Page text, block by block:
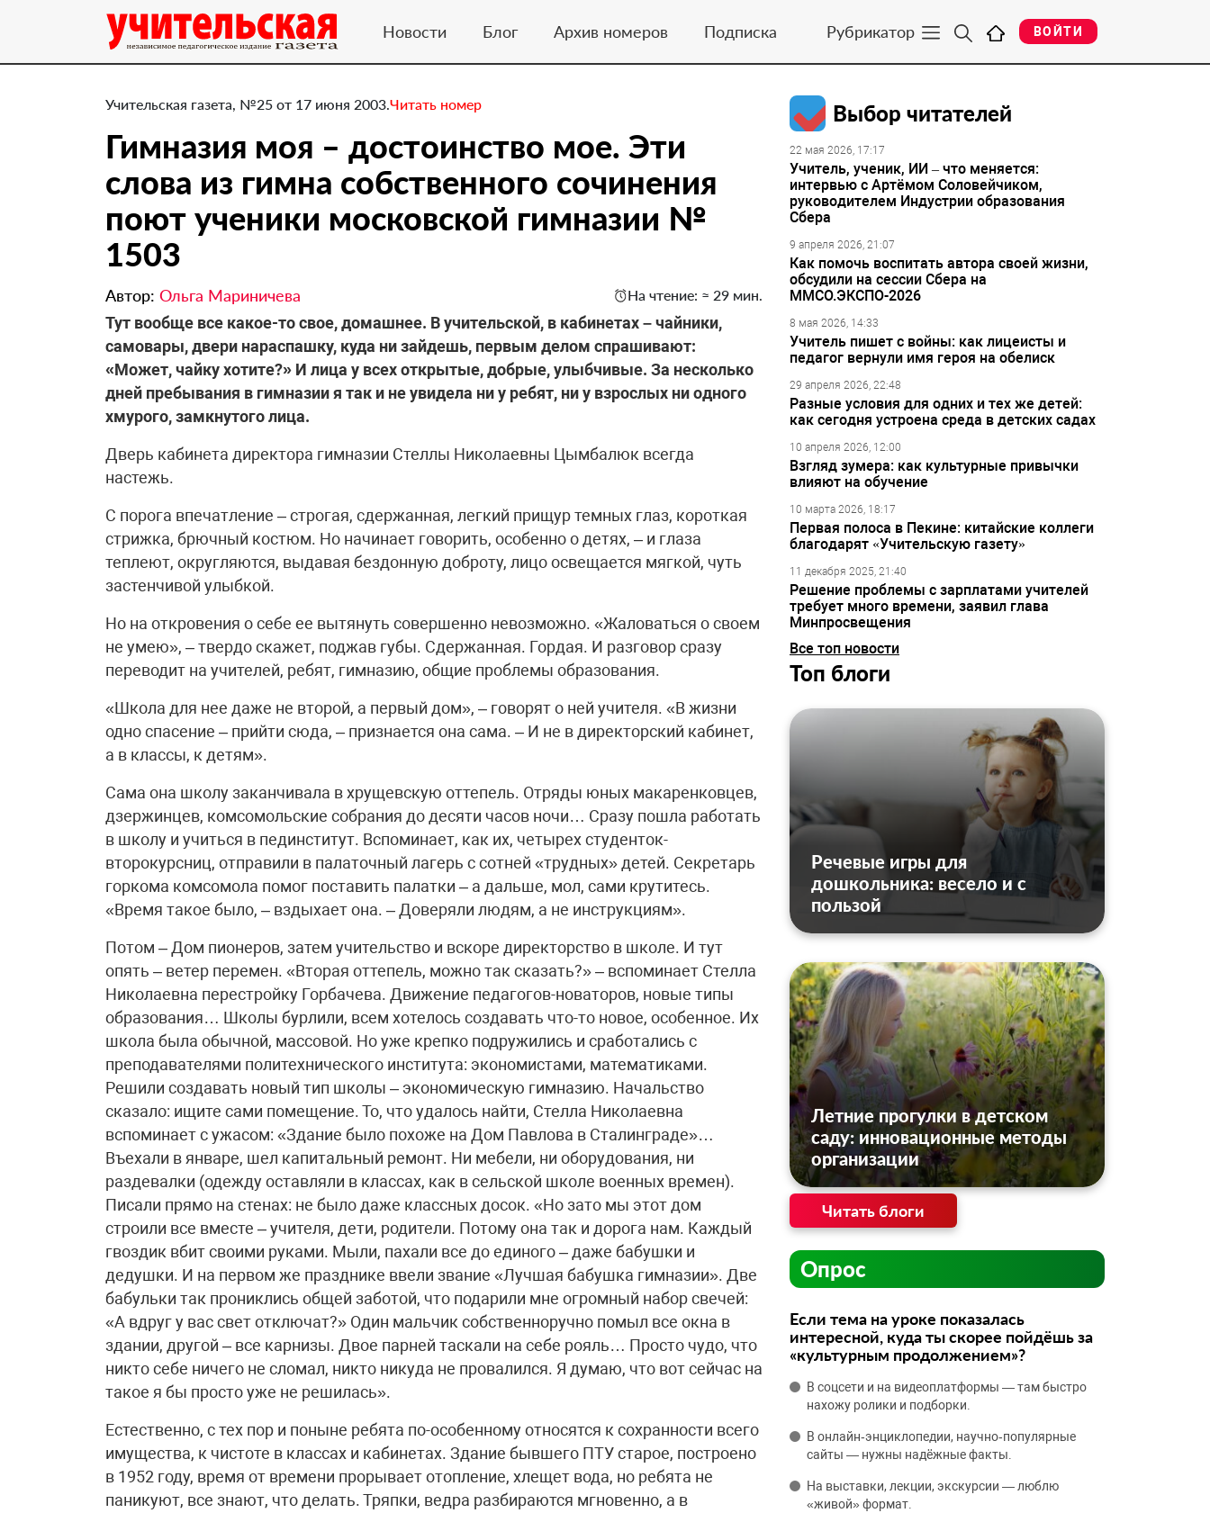
Новости Блог Архив номеров Подписка Рубрикатор ВОЙТИ
Учительская газета, №25 от 17 июня 2003.Читать номер
Гимназия моя – достоинство мое. Эти
слова из гимна собственного сочинения
поют ученики московской гимназии №
1503
Автор: Ольга Мариничева На чтение: ≈ 29 мин.
Тут вообще все какое-то свое, домашнее. В учительской, в кабинетах – чайники,
самовары, двери нараспашку, куда ни зайдешь, первым делом спрашивают:
«Может, чайку хотите?» И лица у всех открытые, добрые, улыбчивые. За несколько
дней пребывания в гимназии я так и не увидела ни у ребят, ни у взрослых ни одного
хмурого, замкнутого лица.
Дверь кабинета директора гимназии Стеллы Николаевны Цымбалюк всегда
настежь.
С порога впечатление – строгая, сдержанная, легкий прищур темных глаз, короткая
стрижка, брючный костюм. Но начинает говорить, особенно о детях, – и глаза
теплеют, округляются, выдавая бездонную доброту, лицо освещается мягкой, чуть
застенчивой улыбкой.
Но на откровения о себе ее вытянуть совершенно невозможно. «Жаловаться о своем
не умею», – твердо скажет, поджав губы. Сдержанная. Гордая. И разговор сразу
переводит на учителей, ребят, гимназию, общие проблемы образования.
«Школа для нее даже не второй, а первый дом», – говорят о ней учителя. «В жизни
одно спасение – прийти сюда, – признается она сама. – И не в директорский кабинет,
а в классы, к детям».
Сама она школу заканчивала в хрущевскую оттепель. Отряды юных макаренковцев,
дзержинцев, комсомольские собрания до десяти часов ночи… Сразу пошла работать
в школу и учиться в пединститут. Вспоминает, как их, четырех студенток-
второкурсниц, отправили в палаточный лагерь с сотней «трудных» детей. Секретарь
горкома комсомола помог поставить палатки – а дальше, мол, сами крутитесь.
«Время такое было, – вздыхает она. – Доверяли людям, а не инструкциям».
Потом – Дом пионеров, затем учительство и вскоре директорство в школе. И тут
опять – ветер перемен. «Вторая оттепель, можно так сказать?» – вспоминает Стелла
Николаевна перестройку Горбачева. Движение педагогов-новаторов, новые типы
образования… Школы бурлили, всем хотелось создавать что-то новое, особенное. Их
школа была обычной, массовой. Но уже крепко подружились и сработались с
преподавателями политехнического института: экономистами, математиками.
Решили создавать новый тип школы – экономическую гимназию. Начальство
сказало: ищите сами помещение. То, что удалось найти, Стелла Николаевна
вспоминает с ужасом: «Здание было похоже на Дом Павлова в Сталинграде»…
Въехали в январе, шел капитальный ремонт. Ни мебели, ни оборудования, ни
раздевалки (одежду оставляли в классах, как в сельской школе военных времен).
Писали прямо на стенах: не было даже классных досок. «Но зато мы этот дом
строили все вместе – учителя, дети, родители. Потому она так и дорога нам. Каждый
гвоздик вбит своими руками. Мыли, пахали все до единого – даже бабушки и
дедушки. И на первом же празднике ввели звание «Лучшая бабушка гимназии». Две
бабульки так прониклись общей заботой, что подарили мне огромный набор свечей:
«А вдруг у вас свет отключат?» Один мальчик собственноручно помыл все окна в
здании, другой – все карнизы. Двое парней таскали на себе рояль… Просто чудо, что
никто себе ничего не сломал, никто никуда не провалился. Я думаю, что вот сейчас на
такое я бы просто уже не решилась».
Естественно, с тех пор и поныне ребята по-особенному относятся к сохранности всего
имущества, к чистоте в классах и кабинетах. Здание бывшего ПТУ старое, построено
в 1952 году, время от времени прорывает отопление, хлещет вода, но ребята не
паникуют, все знают, что делать. Тряпки, ведра разбираются мгновенно, а в
Выбор читателей
22 мая 2026, 17:17
Учитель, ученик, ИИ – что меняется:
интервью с Артёмом Соловейчиком,
руководителем Индустрии образования
Сбера
9 апреля 2026, 21:07
Как помочь воспитать автора своей жизни,
обсудили на сессии Сбера на
ММСО.ЭКСПО-2026
8 мая 2026, 14:33
Учитель пишет с войны: как лицеисты и
педагог вернули имя героя на обелиск
29 апреля 2026, 22:48
Разные условия для одних и тех же детей:
как сегодня устроена среда в детских садах
10 апреля 2026, 12:00
Взгляд зумера: как культурные привычки
влияют на обучение
10 марта 2026, 18:17
Первая полоса в Пекине: китайские коллеги
благодарят «Учительскую газету»
11 декабря 2025, 21:40
Решение проблемы с зарплатами учителей
требует много времени, заявил глава
Минпросвещения
Все топ новости
Топ блоги
Речевые игры для
дошкольника: весело и с
пользой
Летние прогулки в детском
саду: инновационные методы
организации
Читать блоги
Опрос
Если тема на уроке показалась
интересной, куда ты скорее пойдёшь за
«культурным продолжением»?
В соцсети и на видеоплатформы — там быстро
нахожу ролики и подборки.
В онлайн‑энциклопедии, научно‑популярные
сайты — нужны надёжные факты.
На выставки, лекции, экскурсии — люблю
«живой» формат.